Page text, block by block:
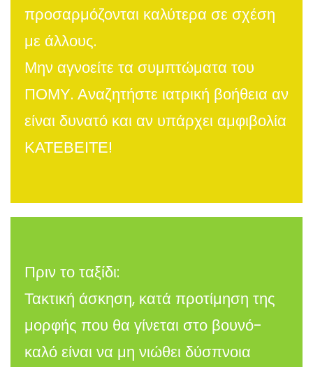
προσαρμόζονται καλύτερα σε σχέση
με άλλους.
Μην αγνοείτε τα συμπτώματα του
ΠΟΜΥ. Αναζητήστε ιατρική βοήθεια αν
είναι δυνατό και αν υπάρχει αμφιβολία
ΚΑΤΕΒΕΙΤΕ!
Πριν το ταξίδι:
Τακτική άσκηση, κατά προτίμηση της
μορφής που θα γίνεται στο βουνό-
καλό είναι να μη νιώθει δύσπνοια